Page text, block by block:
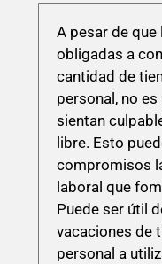
A pesar de
obligadas a
cantidad de
personal, no
sientan
libre. Esto
compromisos
laboral que
Puede ser útil
vacaciones de
personal a